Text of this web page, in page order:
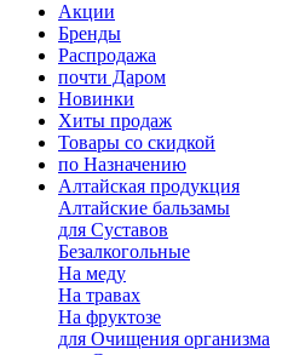
Акции
Бренды
Распродажа
почти Даром
Новинки
Хиты продаж
Товары со скидкой
по Назначению
Алтайская продукция
Алтайские бальзамы
для Суставов
Безалкогольные
На меду
На травах
На фруктозе
для Очищения организма